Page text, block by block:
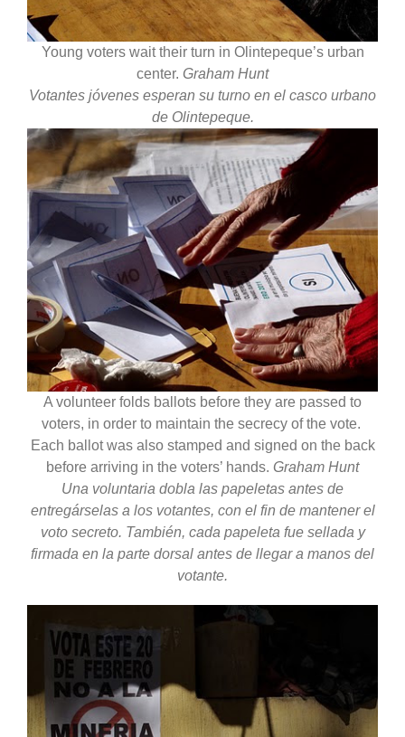
Young voters wait their turn in Olintepeque’s urban
center. Graham Hunt
Votantes jóvenes esperan su turno en el casco urbano
de Olintepeque.
A volunteer folds ballots before they are passed to
voters, in order to maintain the secrecy of the vote.
Each ballot was also stamped and signed on the back
before arriving in the voters’ hands. Graham Hunt
Una voluntaria dobla las papeletas antes de
entregárselas a los votantes, con el fin de mantener el
voto secreto. También, cada papeleta fue sellada y
firmada en la parte dorsal antes de llegar a manos del
votante.